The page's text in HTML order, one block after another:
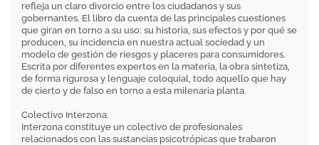
refleja un claro divorcio entre los ciudadanos y sus
gobernantes. El libro da cuenta de las principales cuestiones
que giran en torno a su uso: su historia, sus efectos y por qué se
producen, su incidencia en nuestra actual sociedad y un
modelo de gestión de riesgos y placeres para consumidores.
Escrita por diferentes expertos en la materia, la obra sintetiza,
de forma rigurosa y lenguaje coloquial, todo aquello que hay
de cierto y de falso en torno a esta milenaria planta.
Colectivo Interzona.
Interzona constituye un colectivo de profesionales
relacionados con las sustancias psicotrópicas que trabaron